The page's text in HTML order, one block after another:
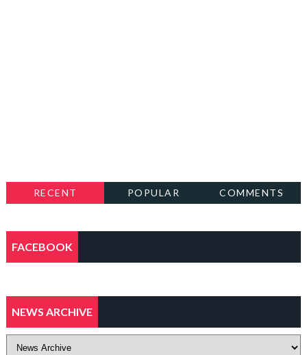
RECENT POPULAR COMMENTS
FACEBOOK
NEWS ARCHIVE